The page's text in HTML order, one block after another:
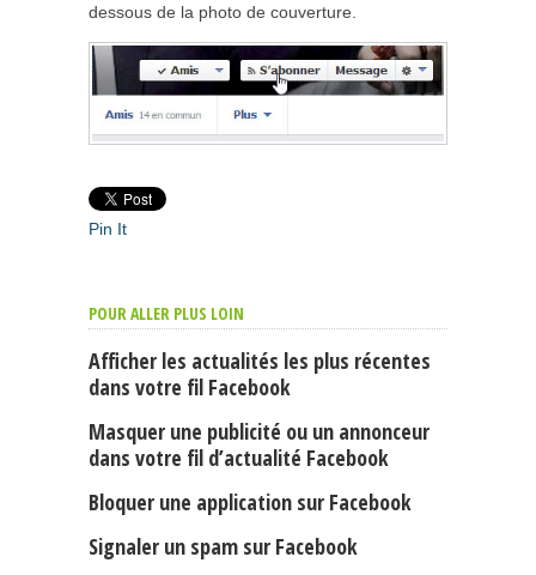
dessous de la photo de couverture.
Pin It
POUR ALLER PLUS LOIN
Afficher les actualités les plus récentes
dans votre fil Facebook
Masquer une publicité ou un annonceur
dans votre fil d’actualité Facebook
Bloquer une application sur Facebook
Signaler un spam sur Facebook